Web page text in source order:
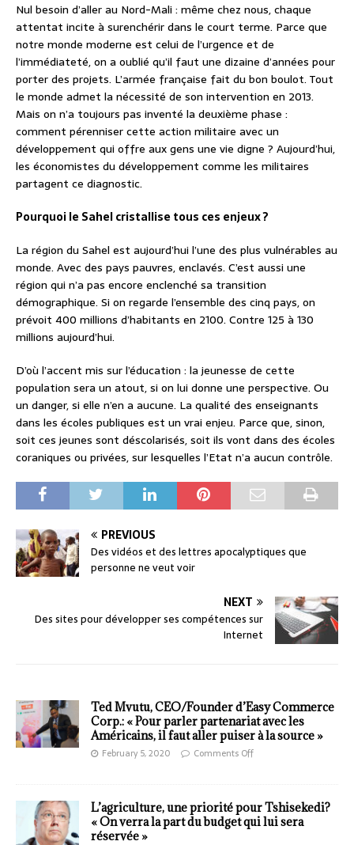
Nul besoin d’aller au Nord-Mali : même chez nous, chaque
attentat incite à surenchérir dans le court terme. Parce que
notre monde moderne est celui de l’urgence et de
l’immédiateté, on a oublié qu’il faut une dizaine d’années pour
porter des projets. L’armée française fait du bon boulot. Tout
le monde admet la nécessité de son intervention en 2013.
Mais on n’a toujours pas inventé la deuxième phase :
comment pérenniser cette action militaire avec un
développement qui offre aux gens une vie digne ? Aujourd’hui,
les économistes du développement comme les militaires
partagent ce diagnostic.
Pourquoi le Sahel cristallise tous ces enjeux ?
La région du Sahel est aujourd’hui l’une des plus vulnérables au
monde. Avec des pays pauvres, enclavés. C’est aussi une
région qui n’a pas encore enclenché sa transition
démographique. Si on regarde l’ensemble des cinq pays, on
prévoit 400 millions d’habitants en 2100. Contre 125 à 130
millions aujourd’hui.
D’où l’accent mis sur l’éducation : la jeunesse de cette
population sera un atout, si on lui donne une perspective. Ou
un danger, si elle n’en a aucune. La qualité des enseignants
dans les écoles publiques est un vrai enjeu. Parce que, sinon,
soit ces jeunes sont déscolarisés, soit ils vont dans des écoles
coraniques ou privées, sur lesquelles l’Etat n’a aucun contrôle.
PREVIOUS
Des vidéos et des lettres apocalyptiques que
personne ne veut voir
NEXT
Des sites pour développer ses compétences sur
Internet
Ted Mvutu, CEO/Founder d’Easy Commerce
Corp.: « Pour parler partenariat avec les
Américains, il faut aller puiser à la source »
February 5, 2020 Comments Off
L’agriculture, une priorité pour Tshisekedi?
« On verra la part du budget qui lui sera
réservée »